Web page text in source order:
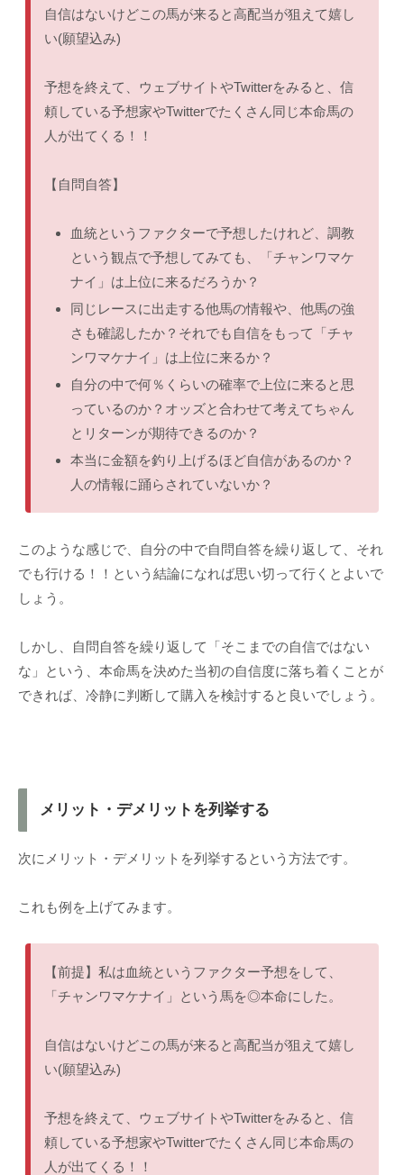
自信はないけどこの馬が来ると高配当が狙えて嬉し
い(願望込み)
予想を終えて、ウェブサイトやTwitterをみると、信
頼している予想家やTwitterでたくさん同じ本命馬の
人が出てくる！！
【自問自答】
血統というファクターで予想したけれど、調教
という観点で予想してみても、「チャンワマケ
ナイ」は上位に来るだろうか？
同じレースに出走する他馬の情報や、他馬の強
さも確認したか？それでも自信をもって「チャ
ンワマケナイ」は上位に来るか？
自分の中で何％くらいの確率で上位に来ると思
っているのか？オッズと合わせて考えてちゃん
とリターンが期待できるのか？
本当に金額を釣り上げるほど自信があるのか？
人の情報に踊らされていないか？
このような感じで、自分の中で自問自答を繰り返して、それ
でも行ける！！という結論になれば思い切って行くとよいで
しょう。
しかし、自問自答を繰り返して「そこまでの自信ではない
な」という、本命馬を決めた当初の自信度に落ち着くことが
できれば、冷静に判断して購入を検討すると良いでしょう。
メリット・デメリットを列挙する
次にメリット・デメリットを列挙するという方法です。
これも例を上げてみます。
【前提】私は血統というファクター予想をして、
「チャンワマケナイ」という馬を◎本命にした。
自信はないけどこの馬が来ると高配当が狙えて嬉し
い(願望込み)
予想を終えて、ウェブサイトやTwitterをみると、信
頼している予想家やTwitterでたくさん同じ本命馬の
人が出てくる！！